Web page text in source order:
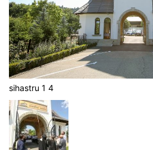
sihastru 1 4